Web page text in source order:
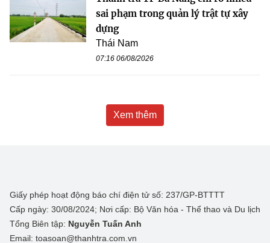
sai phạm trong quản lý trật tự xây
dựng
Thái Nam
07:16 06/08/2026
Xem thêm
Giấy phép hoạt động báo chí điện tử số: 237/GP-BTTTT
Cấp ngày: 30/08/2024; Nơi cấp: Bộ Văn hóa - Thể thao và Du lịch
Tổng Biên tập: Nguyễn Tuấn Anh
Email: toasoan@thanhtra.com.vn